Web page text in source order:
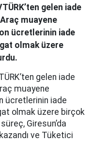
gelen iade
muayene
ücretlerinin iade
olmak üzere
gelen iade
muayene
ücretlerinin iade
olmak üzere birçok
Giresun’da
ve Tüketici